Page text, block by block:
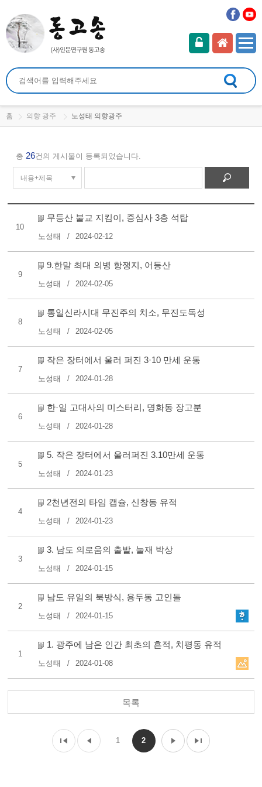
홈 의향 광주 노성태 의향광주
총26건의 게시물이 등록되었습니다.
10
무등산 불교 지킴이, 증심사 3층 석탑
노성태 2024-02-12
9
9.한말 최대 의병 항쟁지, 어등산
노성태 2024-02-05
8
통일신라시대 무진주의 치소, 무진도독성
노성태 2024-02-05
7
작은 장터에서 울러 퍼진 3·10 만세 운동
노성태 2024-01-28
6
한·일 고대사의 미스터리, 명화동 장고분
노성태 2024-01-28
5
5. 작은 장터에서 울러퍼진 3.10만세 운동
노성태 2024-01-23
4
2천년전의 타임 캡슐, 신창동 유적
노성태 2024-01-23
3
3. 남도 의로움의 출발, 눌재 박상
노성태 2024-01-15
2
남도 유일의 북방식, 용두동 고인돌
노성태 2024-01-15
1
1. 광주에 남은 인간 최초의 흔적, 치평동 유적
노성태 2024-01-08
목록
1 2